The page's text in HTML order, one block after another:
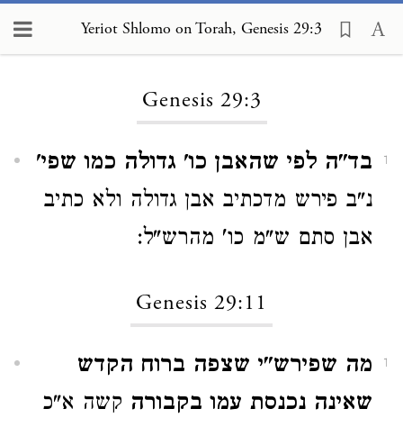
Yeriot Shlomo on Torah, Genesis 29:3
Genesis 29:3
1
בד"ה לפי שהאבן כו' גדולה כמו שפי'
נ"ב פירש מדכתיב אבן גדולה ולא כתיב
אבן סתם ש"מ כו' מהרש"ל:
Genesis 29:11
1
מה שפירש"י שצפה ברוח הקדש
שאינה נכנסת עמו בקבורה קשה א"כ